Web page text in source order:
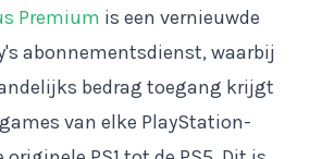
Premium is een vernieuwde
abonnementsdienst, waarbij
bedrag toegang krijgt
van elke PlayStation-